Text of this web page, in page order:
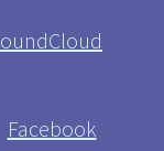
Facebook